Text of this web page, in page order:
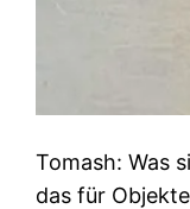
Tomash: Was
das für